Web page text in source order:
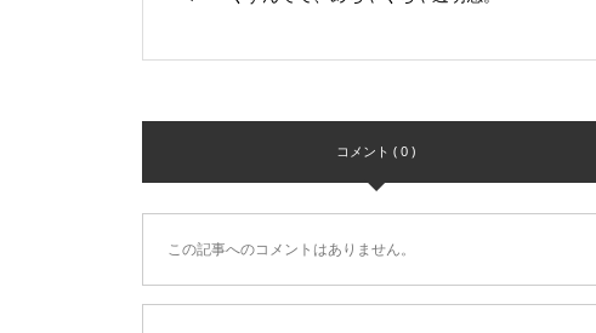
コメント ( 0 )
この記事へのコメントはありません。